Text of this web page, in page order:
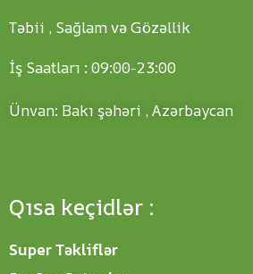
Təbii , Sağlam və Gözəllik
İş Saatları : 09:00-23:00
Ünvan: Bakı şəhəri , Azərbaycan
Qısa keçidlər :
Super Təkliflər